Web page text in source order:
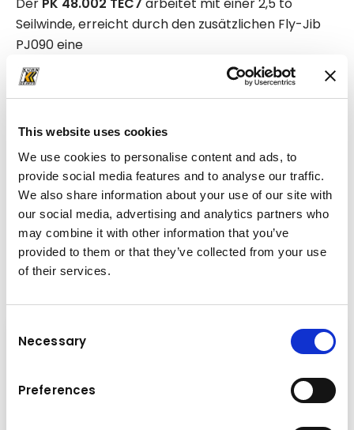
This website uses cookies
We use cookies to personalise content and ads, to
provide social media features and to analyse our traffic.
We also share information about your use of our site with
our social media, advertising and analytics partners who
may combine it with other information that you’ve
provided to them or that they’ve collected from your use
of their services.
Selection
Necessary
Preferences
Seilwinde, erreicht durch den zusätzlichen Fly-Jib
PJ090 eine
maximale Arbeitshöhe von 33 Metern und ist mit
zahlreichen Assistenz- und Komfortsystemen
der Traum eines jeden Kranfahrers!
News
Neues aus der Weltvon Kuhn
Erhalten Sie aktuelle Einblicke in die Welt von Kuhn!